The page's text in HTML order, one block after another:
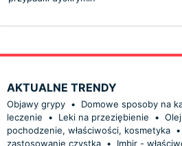
AKTUALNE TRENDY
Objawy grypy • Domowe sposoby na
leczenie
• Leki na przeziębienie •
pochodzenie, właściwości, kosmetyka •
zastosowanie czystka •
Imbir -